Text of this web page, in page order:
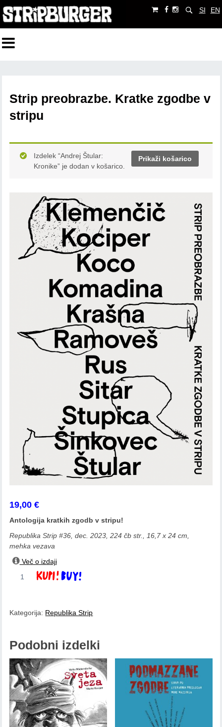
SI EN
Strip preobrazbe. Kratke zgodbe v
stripu
Prikaži košarico
Izdelek “Andrej Štular:
Kronike” je dodan v košarico.
19,00€
Antologija kratkih zgodb v stripu!
Republika Strip #36, dec. 2023, 224 čb str., 16,7 x 24 cm,
mehka vezava
Več o izdaji
preobrazbe.
v
Dodaj v košarico
Kategorija: Republika Strip
Podobni izdelki